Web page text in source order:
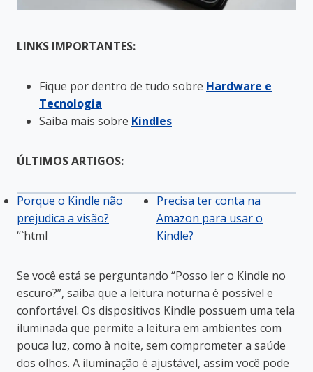
LINKS IMPORTANTES:
Fique por dentro de tudo sobre Hardware e
Tecnologia
Saiba mais sobre Kindles
ÚLTIMOS ARTIGOS:
Porque o Kindle não
prejudica a visão?
Precisa ter conta na
Amazon para usar o
Kindle?
“`html
Se você está se perguntando “Posso ler o Kindle no
escuro?”, saiba que a leitura noturna é possível e
confortável. Os dispositivos Kindle possuem uma tela
iluminada que permite a leitura em ambientes com
pouca luz, como à noite, sem comprometer a saúde
dos olhos. A iluminação é ajustável, assim você pode